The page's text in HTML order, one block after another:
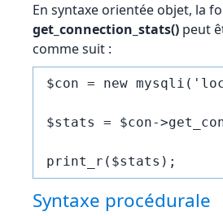
En syntaxe orientée objet, la
get_connection_stats() peut
comme suit :
$con = new
$stats = $con-
Syntaxe procédurale